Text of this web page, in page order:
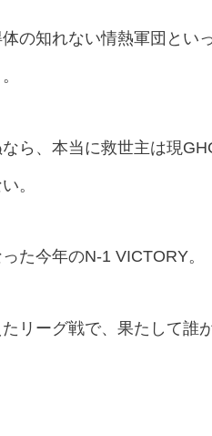
の知れない情熱軍団とい
ら、本当に救世主は現
。
た今年のN-1 VICTORY。
リーグ戦で、果たして誰